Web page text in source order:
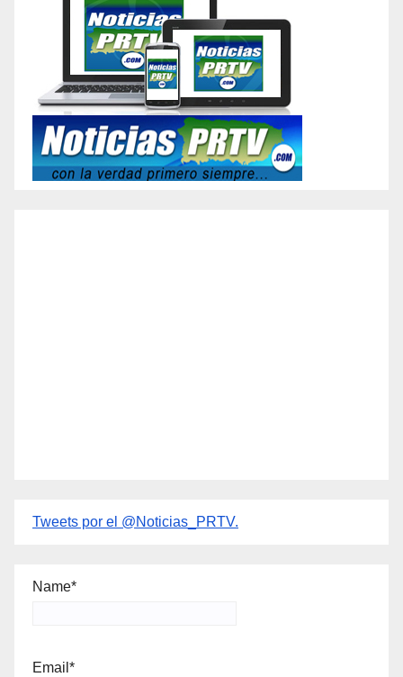
Tweets por el @Noticias_PRTV.
Name*
Email*